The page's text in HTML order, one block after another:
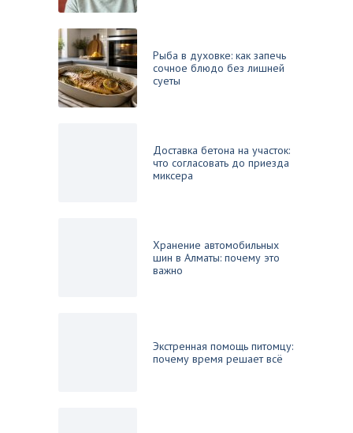
Рыба в духовке: как запечь
сочное блюдо без лишней
суеты
Доставка бетона на участок:
что согласовать до приезда
миксера
Хранение автомобильных
шин в Алматы: почему это
важно
Экстренная помощь питомцу:
почему время решает всё